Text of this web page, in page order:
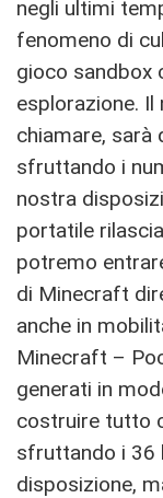
negli ultimi
fenomeno di
gioco sandbox
esplorazione.
chiamare, sarà
sfruttando i
nostra
portatile
potremo
di Minecraft
anche in
Minecraft –
generati in
costruire tutto
sfruttando i 36
disposizione,